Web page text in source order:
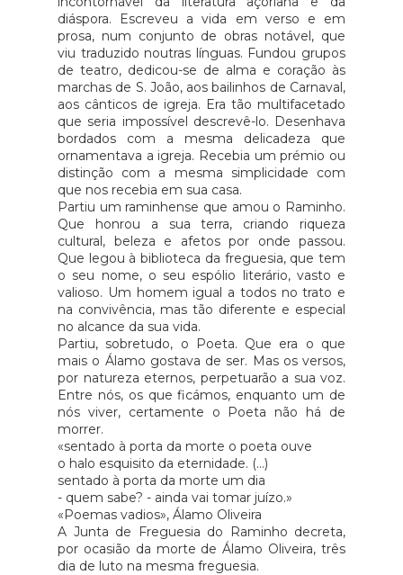
diáspora. Escreveu a vida em verso e em
prosa, num conjunto de obras notável, que
viu traduzido noutras línguas. Fundou grupos
de teatro, dedicou-se de alma e coração às
marchas de S. João, aos bailinhos de Carnaval,
aos cânticos de igreja. Era tão multifacetado
que seria impossível descrevê-lo. Desenhava
bordados com a mesma delicadeza que
ornamentava a igreja. Recebia um prémio ou
distinção com a mesma simplicidade com
que nos recebia em sua casa.
Partiu um raminhense que amou o Raminho.
Que honrou a sua terra, criando riqueza
cultural, beleza e afetos por onde passou.
Que legou à biblioteca da freguesia, que tem
o seu nome, o seu espólio literário, vasto e
valioso. Um homem igual a todos no trato e
na convivência, mas tão diferente e especial
no alcance da sua vida.
Partiu, sobretudo, o Poeta. Que era o que
mais o Álamo gostava de ser. Mas os versos,
por natureza eternos, perpetuarão a sua voz.
Entre nós, os que ficámos, enquanto um de
nós viver, certamente o Poeta não há de
morrer.
«sentado à porta da morte o poeta ouve
o halo esquisito da eternidade. (…)
sentado à porta da morte um dia
- quem sabe? - ainda vai tomar juízo.»
«Poemas vadios», Álamo Oliveira
A Junta de Freguesia do Raminho decreta,
por ocasião da morte de Álamo Oliveira, três
dia de luto na mesma freguesia.